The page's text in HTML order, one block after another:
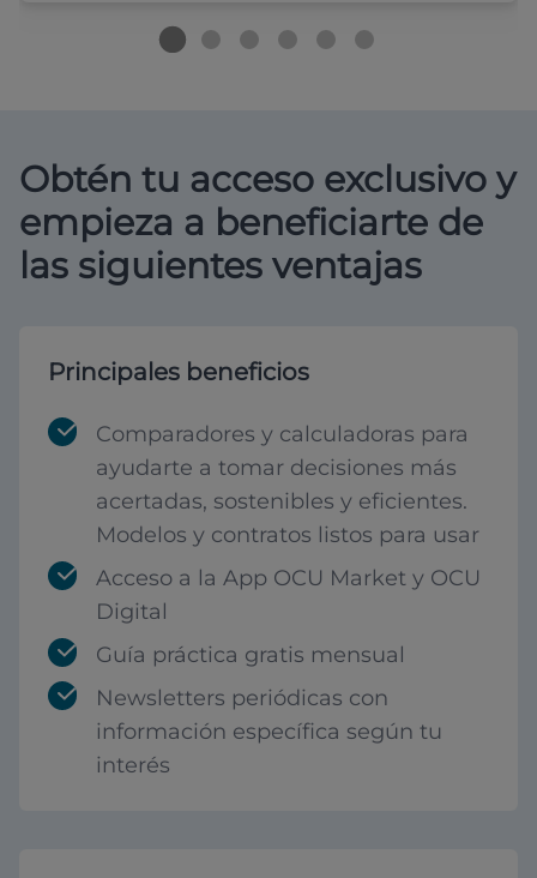
Obtén tu acceso exclusivo y
empieza a beneficiarte de
las siguientes ventajas
Principales beneficios
Comparadores y calculadoras para
ayudarte a tomar decisiones más
acertadas, sostenibles y eficientes.
Modelos y contratos listos para usar
Acceso a la App OCU Market y OCU
Digital
Guía práctica gratis mensual
Newsletters periódicas con
información específica según tu
interés